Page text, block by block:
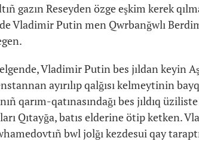
gazın Reseyden özge eşkim kerek
Vladimir Putin men Qwrbanğwlı
Vladimir Putin bes jıldan keyin
ayırılıp qalğısı kelmeytinin
qarım-qatınasındağı bes jıldıq
Qıtayğa, batıs elderine ötip ketken.
bwl jolğı kezdesui qay